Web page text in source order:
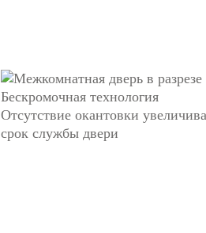
Бескромочная технология
Отсутствие окантовки
срок службы двери